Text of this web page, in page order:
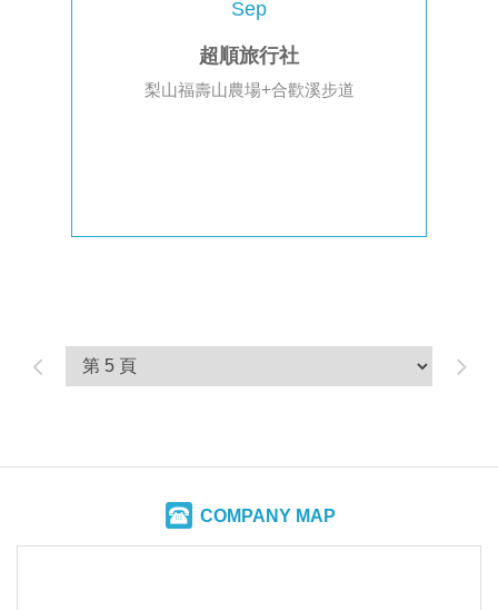
Sep
超順旅行社
梨山福壽山農場+合歡溪步道
COMPANY MAP